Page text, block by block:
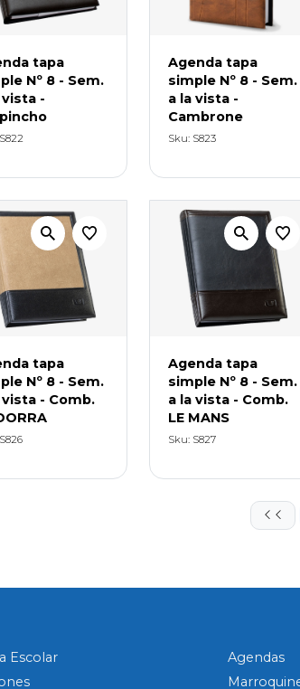
tapa
Nº 8 - Sem.
vista -
Agenda tapa
simple Nº 8 - Sem.
a la vista -
Cambrone
Sku: S823
tapa
Nº 8 - Sem.
vista - Comb.
Agenda tapa
simple Nº 8 - Sem.
a la vista - Comb.
LE MANS
Sku: S827
Escolar
Agendas